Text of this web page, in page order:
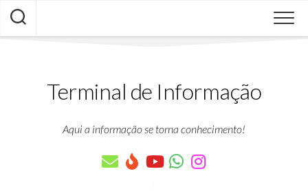
Skip
content
Terminal de Informação
Aqui a informação se torna conhecimento!